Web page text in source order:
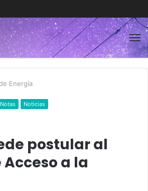
Energía
Notas Noticias
postular al
Acceso a la